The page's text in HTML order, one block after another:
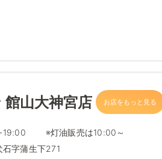
山大神宮店 お店をもっと見る
19:00 ※灯油販売は10:00～
字蒲生下271